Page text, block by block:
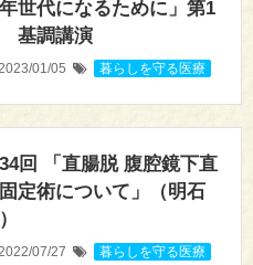
世代になるために」第1
基調講演
01/05 暮らしを守る医療
回 「直腸脱 腹腔鏡下直
定術について」（明石
07/27 暮らしを守る医療